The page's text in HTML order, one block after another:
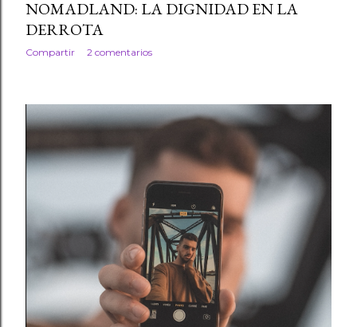
NOMADLAND: LA DIGNIDAD EN LA
DERROTA
Compartir 2 comentarios